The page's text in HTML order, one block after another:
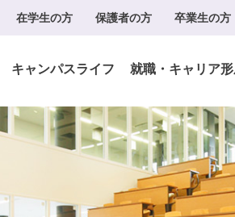
在学生の方 保護者の方 卒業生の方
キャンパスライフ 就職・キャリア